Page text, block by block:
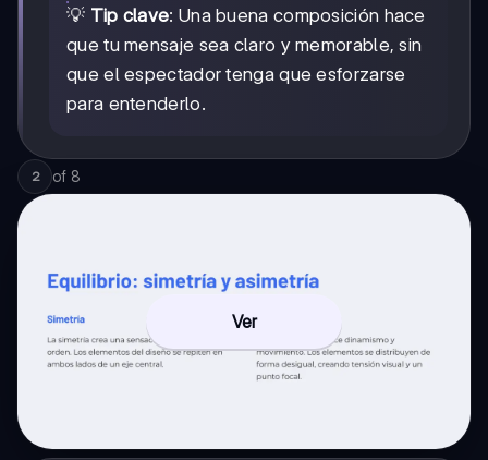
💡 Tip clave: Una buena composición hace
que tu mensaje sea claro y memorable, sin
que el espectador tenga que esforzarse
para entenderlo.
2 of 8
Ver